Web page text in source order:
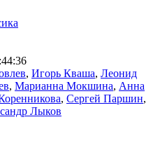
, Игорь Кваша, Леонид
, Марианна Мокшина, Анна
, Сергей Паршин,
Лыков